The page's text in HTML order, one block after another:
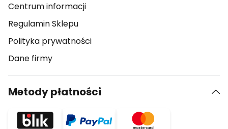
Centrum informacji
Regulamin Sklepu
Polityka prywatności
Dane firmy
Metody płatności